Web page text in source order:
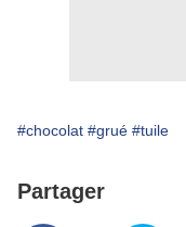
#chocolat #grué #tuile
Partager